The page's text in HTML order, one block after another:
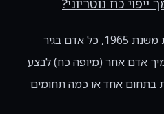
כאמור, על פי חוק השליחות משנת 1965, כל אדם בגיר
אדם אחר (מיופה כח) לבצע
בתחום אחד או כמה תחומים